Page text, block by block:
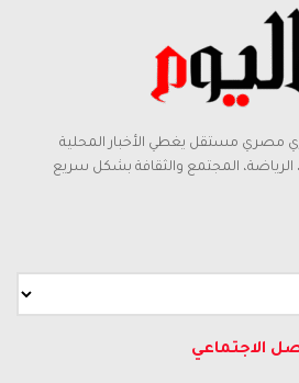
مصري مستقل يغطي الأخبار المحلية
الرياضة، المجتمع والثقافة بشكل سريع
الاجتماعي